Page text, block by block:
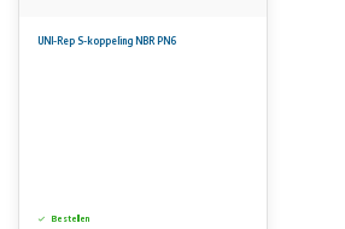
UNI-Rep S-koppeling NBR PN6
Bestellen